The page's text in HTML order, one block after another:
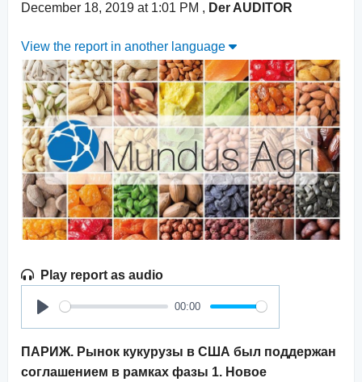
December 18, 2019 at 1:01 PM , Der AUDITOR
View the report in another language
Play report as audio
Play
00:00
ПАРИЖ. Рынок кукурузы в США был поддержан
соглашением в рамках фазы 1. Новое